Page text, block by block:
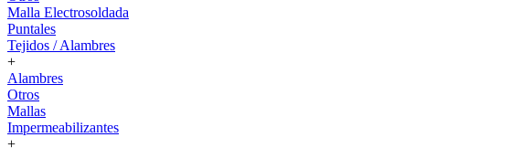
Malla Electrosoldada
Puntales
Tejidos / Alambres
+
Alambres
Otros
Mallas
Impermeabilizantes
+